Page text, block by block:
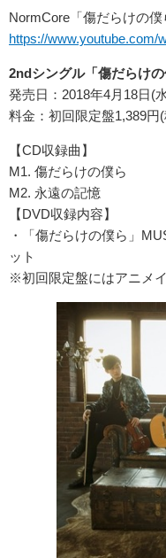
NormCore「傷だらけの
https://www.youtube.com/
2ndシングル「傷だらけ
発売日：2018年4月18日(
料金：初回限定盤1,389
【CD収録曲】
M1. 傷だらけの僕ら
M2. 永遠の記憶
【DVD収録内容】
・「傷だらけの僕ら」
ット
※初回限定盤にはアニメ